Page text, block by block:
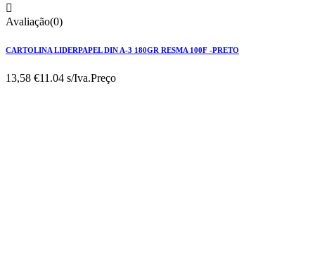

Avaliação(0)
CARTOLINA LIDERPAPEL DIN A-3 180GR RESMA 100F -PRETO
13,58 €11.04 s/Iva.Preço